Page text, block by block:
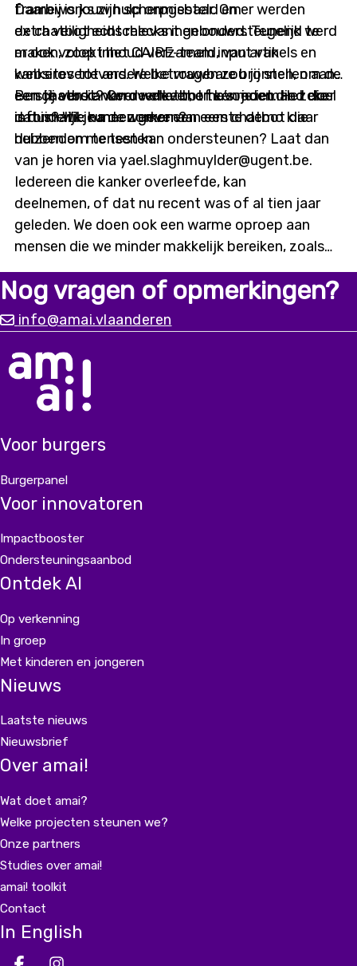
frameworks zijn scherpgesteld en er werden
extra veiligheidschecks ingebouwd. Tegelijk werd
er ook volop inhoud verzameld, van artikels en
websites tot andere betrouwbare bronnen, om de
eerste versie van de chatbot te voeden. Het doel
is duidelijk: na de zomer een eerste demo klaar
hebben om te testen.
Daarbij is jouw hulp onmisbaar. Om
de chatbot echt relevant en ondersteunend te
maken, zoekt het CAIRE-team input van
kankeroverlevers. Welke vragen zou jij stellen aan
een chatbot? Over welke thema’s moet die zeker
informatie kunnen geven?
Ben jij een kankeroverlever, of ken je iemand die
dat is? Wil je meewerken aan een chatbot die
duizenden mensen kan ondersteunen? Laat dan
van je horen via yael.slaghmuylder@ugent.be.
Iedereen die kanker overleefde, kan
deelnemen, of dat nu recent was of al tien jaar
geleden. We doen ook een warme oproep aan
mensen die we minder makkelijk bereiken, zoals
digitaal kwetsbaren of mensen met een
migratieachtergrond. Alleen met input vanuit
diverse ervaringen kunnen we
een chatbot bouwen die er écht is voor iedereen.
Nog vragen of opmerkingen?
info@amai.vlaanderen
Voor burgers
Burgerpanel
Voor innovatoren
Impactbooster
Ondersteuningsaanbod
Ontdek AI
Op verkenning
In groep
Met kinderen en jongeren
Nieuws
Laatste nieuws
Nieuwsbrief
Over amai!
Wat doet amai?
Welke projecten steunen we?
Onze partners
Studies over amai!
amai! toolkit
Contact
In English